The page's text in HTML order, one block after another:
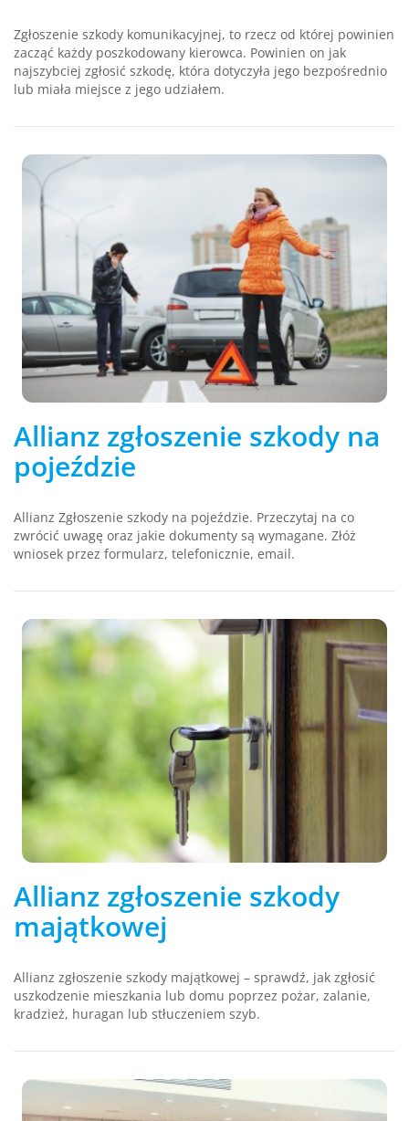
Zgłoszenie szkody komunikacyjnej, to rzecz od której powinien
zacząć każdy poszkodowany kierowca. Powinien on jak
najszybciej zgłosić szkodę, która dotyczyła jego bezpośrednio
lub miała miejsce z jego udziałem.
Allianz zgłoszenie szkody na
pojeździe
Allianz Zgłoszenie szkody na pojeździe. Przeczytaj na co
zwrócić uwagę oraz jakie dokumenty są wymagane. Złóż
wniosek przez formularz, telefonicznie, email.
Allianz zgłoszenie szkody
majątkowej
Allianz zgłoszenie szkody majątkowej – sprawdź, jak zgłosić
uszkodzenie mieszkania lub domu poprzez pożar, zalanie,
kradzież, huragan lub stłuczeniem szyb.